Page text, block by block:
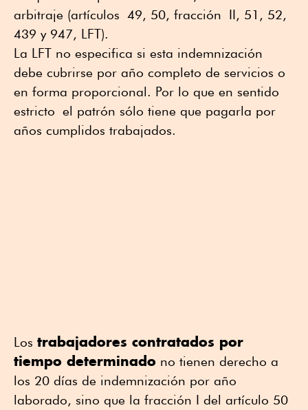
arbitraje (artículos 49, 50, fracción II, 51, 52,
439 y 947, LFT).
La LFT no especifica si esta indemnización
debe cubrirse por año completo de servicios o
en forma proporcional. Por lo que en sentido
estricto el patrón sólo tiene que pagarla por
años cumplidos trabajados.
Los trabajadores contratados por
tiempo determinado no tienen derecho a
los 20 días de indemnización por año
laborado, sino que la fracción I del artículo 50